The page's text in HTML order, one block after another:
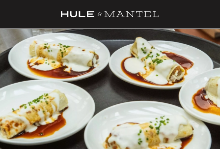
RECETAS
TRUCOS
DESPENSA
BARRAS Y ESTRELLAS
DÓNDE COMER
ÍDOLOS DE MESAS